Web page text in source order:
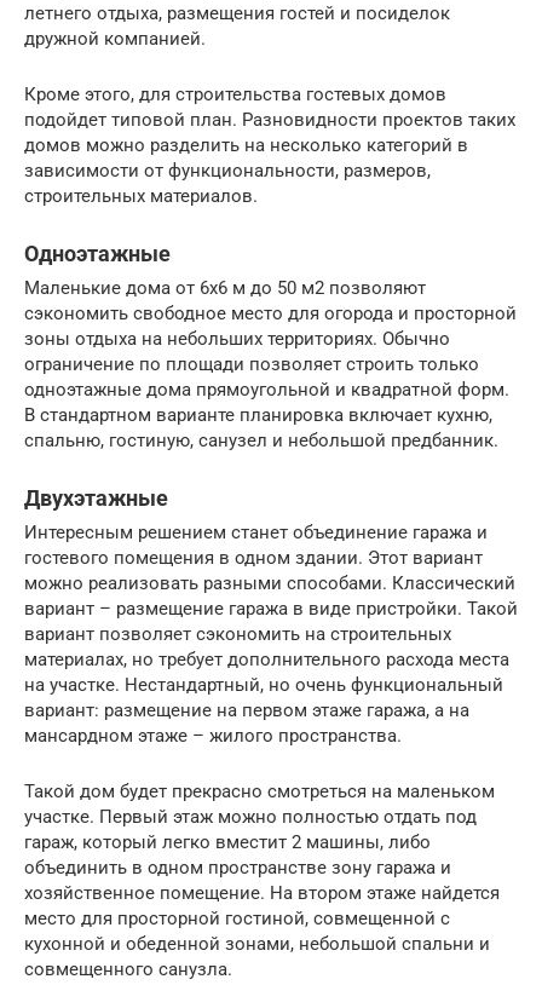
летнего отдыха, размещения гостей и посиделок
дружной компанией.
Кроме этого, для строительства гостевых домов
подойдет типовой план. Разновидности проектов таких
домов можно разделить на несколько категорий в
зависимости от функциональности, размеров,
строительных материалов.
Одноэтажные
Маленькие дома от 6х6 м до 50 м2 позволяют
сэкономить свободное место для огорода и просторной
зоны отдыха на небольших территориях. Обычно
ограничение по площади позволяет строить только
одноэтажные дома прямоугольной и квадратной форм.
В стандартном варианте планировка включает кухню,
спальню, гостиную, санузел и небольшой предбанник.
Двухэтажные
Интересным решением станет объединение гаража и
гостевого помещения в одном здании. Этот вариант
можно реализовать разными способами. Классический
вариант – размещение гаража в виде пристройки. Такой
вариант позволяет сэкономить на строительных
материалах, но требует дополнительного расхода места
на участке. Нестандартный, но очень функциональный
вариант: размещение на первом этаже гаража, а на
мансардном этаже – жилого пространства.
Такой дом будет прекрасно смотреться на маленьком
участке. Первый этаж можно полностью отдать под
гараж, который легко вместит 2 машины, либо
объединить в одном пространстве зону гаража и
хозяйственное помещение. На втором этаже найдется
место для просторной гостиной, совмещенной с
кухонной и обеденной зонами, небольшой спальни и
совмещенного санузла.